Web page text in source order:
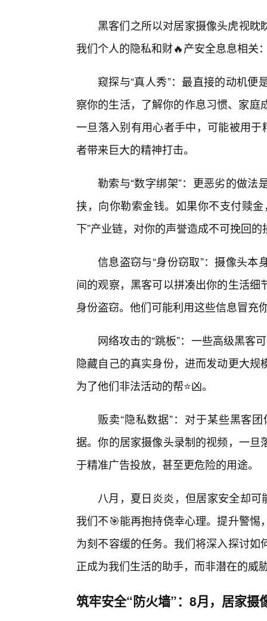
黑客们之所以对居家摄像头虎视
我们个人的隐私和财🔥产安全息息相关
窥探与“真人秀”：最直接的动机
察你的生活，了解你的作息习惯、家
一旦落入别有用心者手中，可能被用
者带来巨大的精神打击。
勒索与“数字绑架”：更恶劣的做
挟，向你勒索金钱。如果你不支付赎
下”产业链，对你的声誉造成不可挽回的
信息盗窃与“身份窃取”：摄像头
间的观察，黑客可以拼凑出你的生活
身份盗窃。他们可能利用这些信息冒充
网络攻击的“跳板”：一些高级黑客
隐藏自己的真实身份，进而发动更大
为了他们非法活动的帮⭐凶。
贩卖“隐私数据”：对于某些黑客
据。你的居家摄像头录制的视频，一
于精准广告投放，甚至更危险的用途。
八月，夏日炎炎，但居家安全却可
我们不🎯能再抱持侥幸心理。提升警
为刻不容缓的任务。我们将深入探讨
正成为我们生活的助手，而非潜在的威
筑牢安全“防火墙”：8月，居家摄